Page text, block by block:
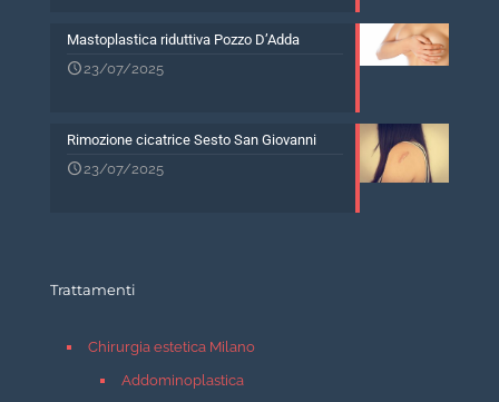
Mastoplastica riduttiva Pozzo D’Adda
23/07/2025
Rimozione cicatrice Sesto San Giovanni
23/07/2025
Trattamenti
Chirurgia estetica Milano
Addominoplastica